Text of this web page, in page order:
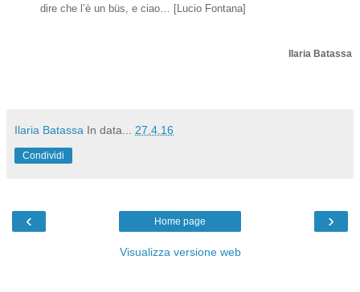
dire che l’è un büs, e ciao… [Lucio Fontana]
Ilaria Batassa
Ilaria Batassa In data... 27.4.16
Condividi
‹ ›
Home page
Visualizza versione web